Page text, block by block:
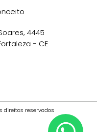
4445
- CE
direitos reservados